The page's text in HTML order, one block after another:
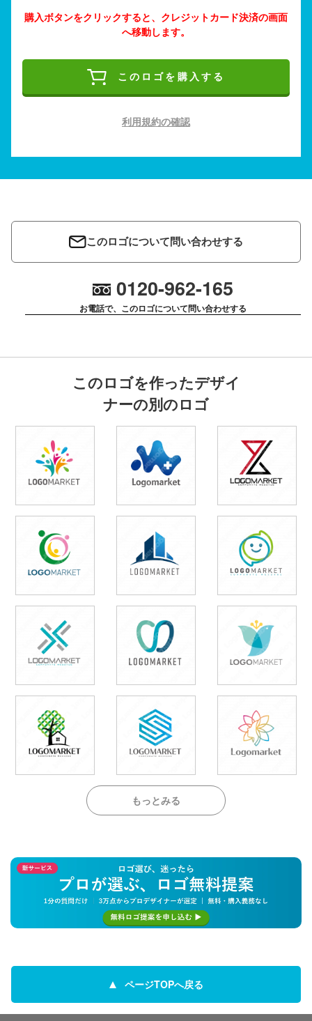
購入ボタンをクリックすると、クレジットカード決済の画面
へ移動します。
このロゴを購入する
利用規約の確認
このロゴについて問い合わせする
0120-962-165
お電話で、このロゴについて問い合わせする
このロゴを作ったデザイ
ナーの別のロゴ
もっとみる
ページTOPへ戻る